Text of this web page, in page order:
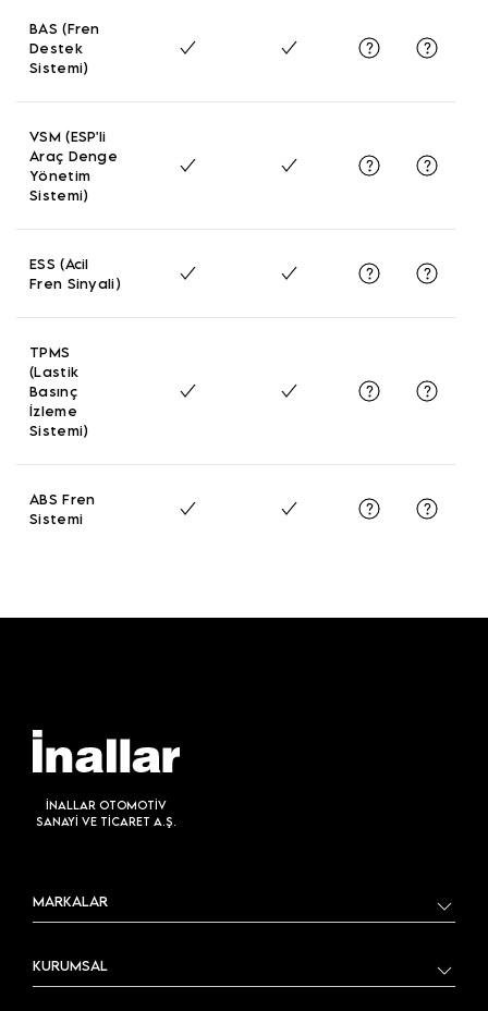
BAS (Fren
Destek
Sistemi)
VSM (ESP'li
Araç Denge
Yönetim
Sistemi)
ESS (Acil
Fren Sinyali)
TPMS
(Lastik
Basınç
İzleme
Sistemi)
ABS Fren
Sistemi
İNALLAR OTOMOTİV
SANAYİ VE TİCARET A.Ş.
MARKALAR
KURUMSAL